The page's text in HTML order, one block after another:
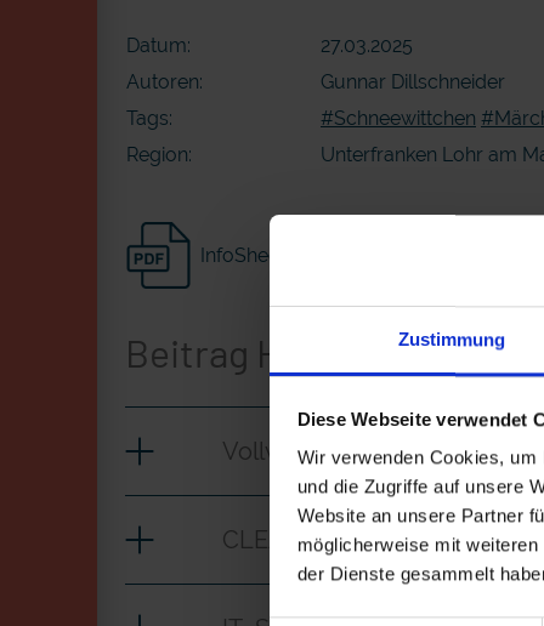
Zustimmung
Diese Webseite verwendet
Wir verwenden Cookies,
und die Zugriffe auf unsere
Website an unsere Partner
möglicherweise mit
der Dienste gesammelt
Datum:
27.03.2025
Autoren:
Gunnar Dillschneider
Tags:
#Schneewittchen
Region:
Unterfranken Lohr am
InfoSheet
Beitrag Herunterladen
Vollversion
CLEAN_Schneewittchen_